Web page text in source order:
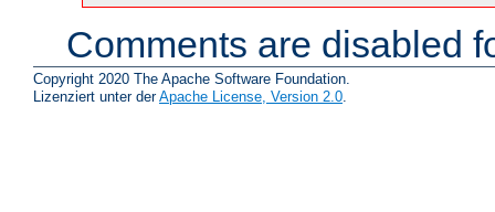
Comments are disabled
Copyright 2020 The Apache Software Foundation.
Lizenziert unter derApache License, Version 2.0